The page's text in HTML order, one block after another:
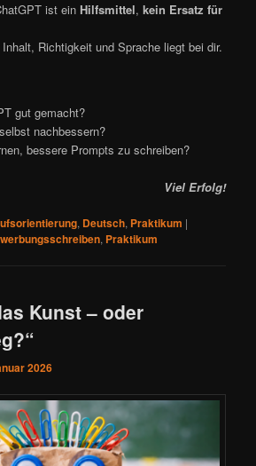
ist ein Hilfsmittel,kein Ersatz für
Richtigkeit und Sprache liegt bei dir.
gut gemacht?
nachbessern?
bessere Prompts zu schreiben?
Viel Erfolg!
, Deutsch, Praktikum |
, Praktikum
Kunst – oder
2026